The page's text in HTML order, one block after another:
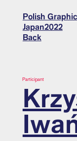
Polish
Japan2022
Back
Participant